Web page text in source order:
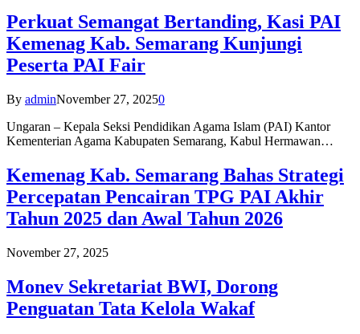
Perkuat Semangat Bertanding, Kasi PAI
Kemenag Kab. Semarang Kunjungi
Peserta PAI Fair
By adminNovember 27, 20250
Ungaran – Kepala Seksi Pendidikan Agama Islam (PAI) Kantor
Kementerian Agama Kabupaten Semarang, Kabul Hermawan…
Kemenag Kab. Semarang Bahas Strategi
Percepatan Pencairan TPG PAI Akhir
Tahun 2025 dan Awal Tahun 2026
November 27, 2025
Monev Sekretariat BWI, Dorong
Penguatan Tata Kelola Wakaf